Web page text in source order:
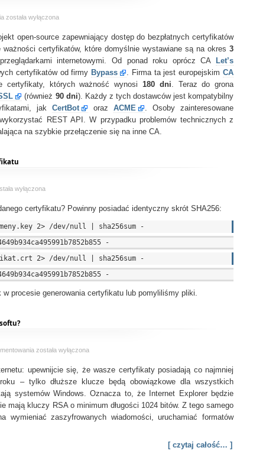
Zaufana
Strona
w
została wyłączona
open-source zapewniający dostęp do bezpłatnych certyfikatów
certyfikatów, które domyślnie wystawiane są na okres 3
internetowymi. Od ponad roku oprócz CA
Let’s
certyfikatów od firmy Bypass . Firma ta jest europejskimCA
certyfikaty, których ważność wynosi 180 dni. Teraz do grona
(również 90 dni). Każdy z tych dostawców jest kompatybilny
jak CertBot oraz ACME
. Osoby zainteresowane
REST API. W przypadku problemów technicznych z
na szybkie przełączenie się na inne CA.
wyłączona
certyfikatu? Powinny posiadać identyczny skrót SHA256:
procesie generowania certyfikatu lub pomyliliśmy pliki.
Czy
certyfikat
SSL
spełnia
Microsoftu?
została wyłączona
upewnijcie się, że wasze certyfikaty posiadają co najmniej
– tylko dłuższe klucze będą obowiązkowe dla wszystkich
systemów Windows. Oznacza to, że Internet Explorer będzie
mają kluczy RSA o minimum długości 1024 bitów. Z tego samego
wymieniać zaszyfrowanych wiadomości, uruchamiać formatów
[ czytaj całość… ]